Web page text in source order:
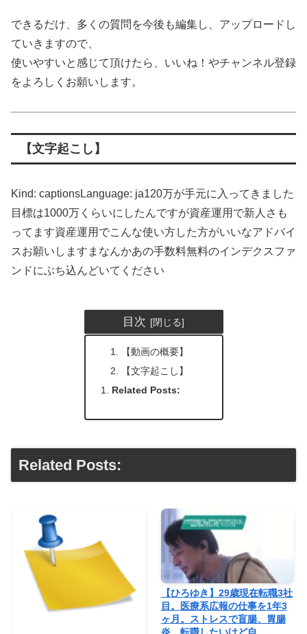
できるだけ、多くの質問を今後も編集し、アップロードし
ていきますので、
使いやすいと感じて頂けたら、いいね！やチャンネル登録
をよろしくお願いします。
【文字起こし】
Kind: captionsLanguage: ja120万が手元に入ってきました
目標は1000万くらいにしたんですが資産運用で新人さも
ってます資産運用でこんな使い方した方がいいなアドバイ
スお願いしますまなんかあの手数料無料のインデクスファ
ンドにぶち込んどいてください
目次
【動画の概要】
【文字起こし】
Related Posts:
Related Posts:
【ひろゆき】29歳現在転職3社
目。医療系広報の仕事を1年3
ヶ月。ストレスで盲腸、胃腸
炎。転職したいけど自…